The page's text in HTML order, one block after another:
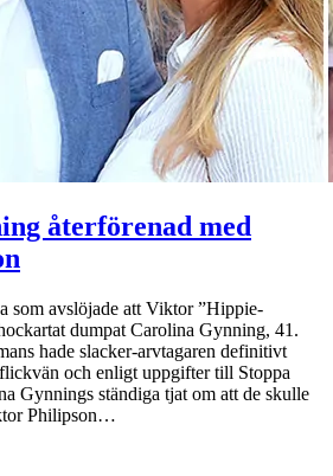
återförenad med
som avslöjade att Viktor ”Hippie-
dumpat Carolina Gynning, 41.
hade slacker-arvtagaren definitivt
och enligt uppgifter till Stoppa
Gynnings ständiga tjat om att de skulle
Philipson…